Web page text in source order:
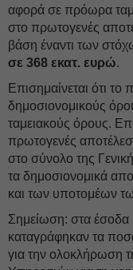
αφορά σε πρόωρα
στο πρωτογενές
βάση έναντι των
σε 368 εκατ. ευρώ.
Επισημαίνεται ότι
δημοσιονομικούς
ταμειακούς όρους.
πρωτογενές
στο σύνολο της
τα δημοσιονομικά
και των υποτομέων
Σημείωση: στα έσοδα
καταγράφηκαν τα
για την ολοκλήρωση